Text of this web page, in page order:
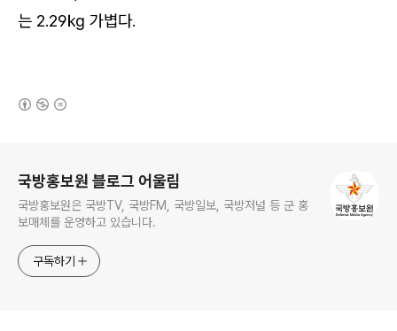
는 2.29㎏ 가볍다.
국방홍보원 블로그 어울림
국방홍보원은 국방TV, 국방FM, 국방일보, 국방저널 등 군 홍
보매체를 운영하고 있습니다.
구독하기